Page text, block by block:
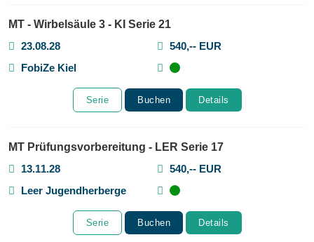
MT - Wirbelsäule 3 - KI Serie 21
23.08.28
540,-- EUR
FobiZe Kiel
Serie Buchen Details
MT Prüfungsvorbereitung - LER Serie 17
13.11.28
540,-- EUR
Leer Jugendherberge
Serie Buchen Details